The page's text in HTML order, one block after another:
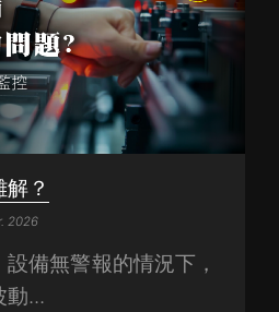
？
2026
備無警報的情況下，
動...